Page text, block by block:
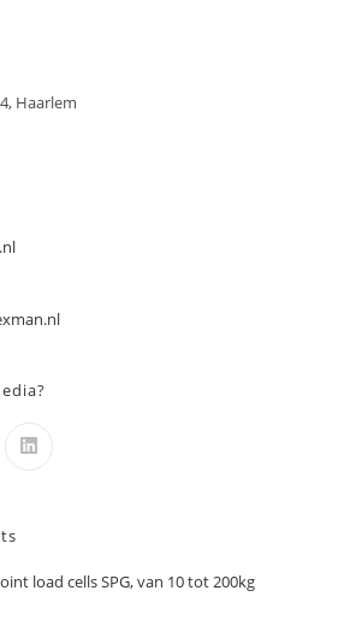
Haarlem
Opent
toepassing
load cells SPG, van 10 tot 200kg